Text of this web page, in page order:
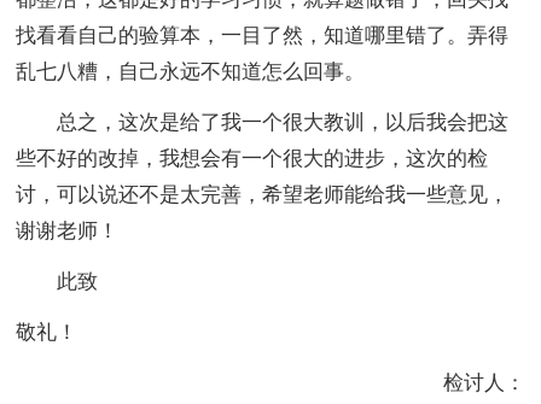
找看看自己的验算本，一目了然，知道哪里错了。弄得
乱七八糟，自己永远不知道怎么回事。
总之，这次是给了我一个很大教训，以后我会把这
些不好的改掉，我想会有一个很大的进步，这次的检
讨，可以说还不是太完善，希望老师能给我一些意见，
谢谢老师！
此致
敬礼！
检讨人：